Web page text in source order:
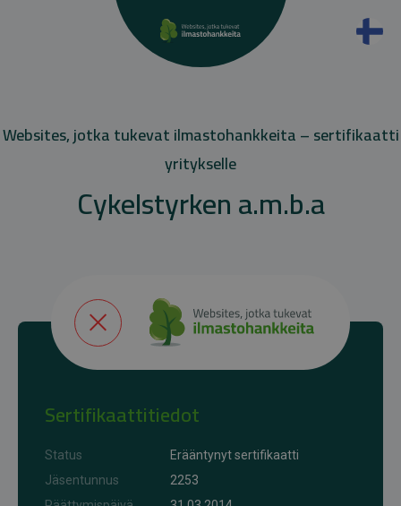
Websites, jotka tukevat ilmastohankkeita – sertifikaatti
yritykselle
Cykelstyrken a.m.b.a
Sertifikaattitiedot
Status
Erääntynyt sertifikaatti
Jäsentunnus
2253